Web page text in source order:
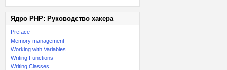
Ядро PHP: Руководство хакера
Preface
Memory management
Working with Variables
Writing Functions
Writing Classes